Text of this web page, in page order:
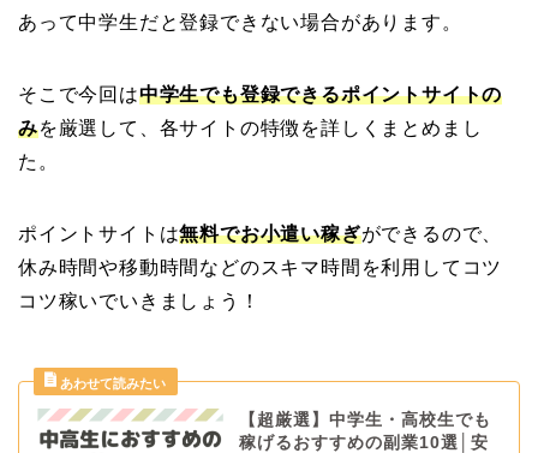
あって中学生だと登録できない場合があります。
そこで今回は中学生でも登録できるポイントサイトの
みを厳選して、各サイトの特徴を詳しくまとめまし
た。
ポイントサイトは無料でお小遣い稼ぎができるので、
休み時間や移動時間などのスキマ時間を利用してコツ
コツ稼いでいきましょう！
【超厳選】中学生・高校生でも
稼げるおすすめの副業10選│安